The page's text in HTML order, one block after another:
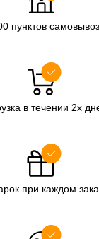
пунктов
в течении 2х
при каждом